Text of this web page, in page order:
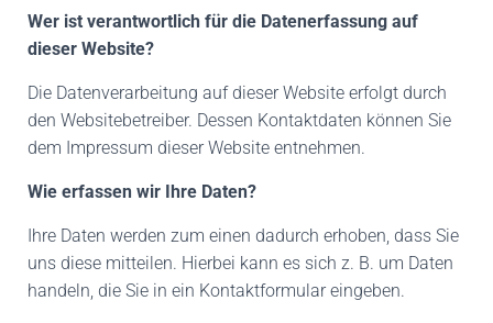
Wer ist verantwortlich für die Datenerfassung auf
dieser Website?
Die Datenverarbeitung auf dieser Website erfolgt durch
den Websitebetreiber. Dessen Kontaktdaten können Sie
dem Impressum dieser Website entnehmen.
Wie erfassen wir Ihre Daten?
Ihre Daten werden zum einen dadurch erhoben, dass Sie
uns diese mitteilen. Hierbei kann es sich z. B. um Daten
handeln, die Sie in ein Kontaktformular eingeben.